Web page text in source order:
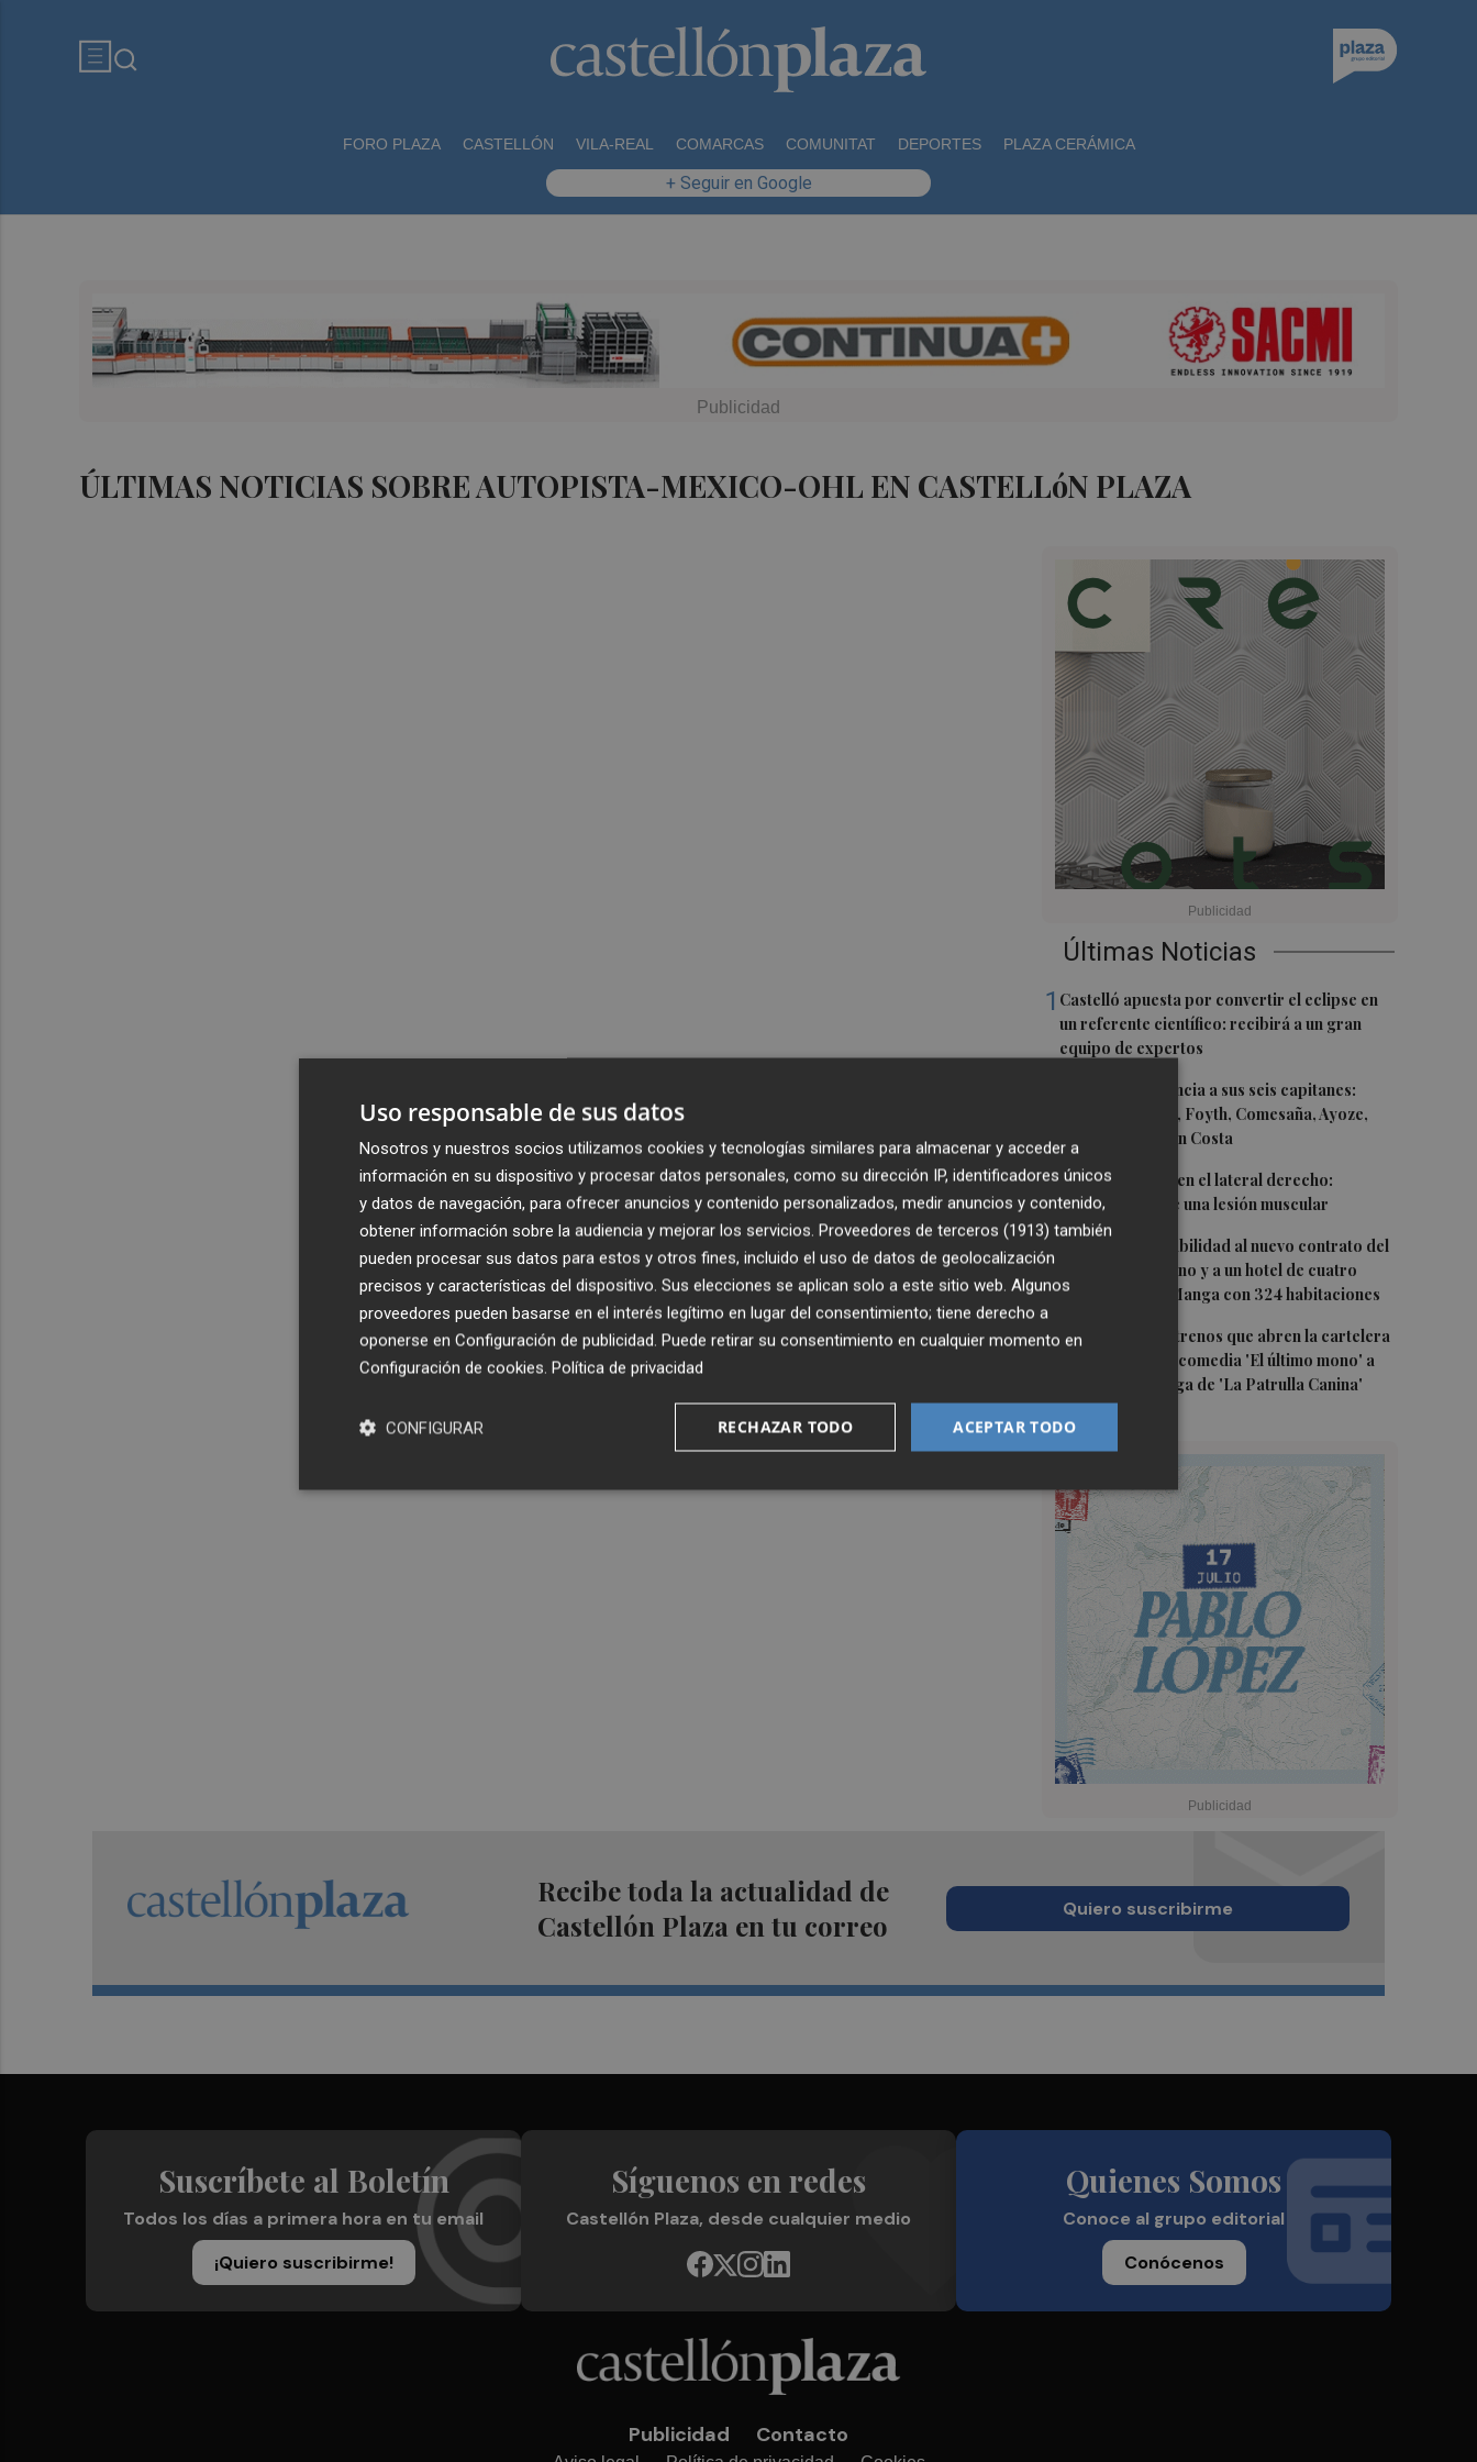
FORO PLAZA CASTELLÓN VILA-REAL COMARCAS COMUNITAT DEPORTES PLAZA CERÁMICA
+ Seguir en Google
ÚLTIMAS NOTICIAS SOBRE AUTOPISTA-MEXICO-OHL EN CASTELLóN PLAZA
Últimas Noticias
1 Castelló apuesta por convertir el eclipse en
un referente científico: recibirá a un gran
equipo de expertos
El Villarreal anuncia a sus seis capitanes:
Gerard Moreno, Foyth, Comesaña, Ayoze,
Cardona y Logan Costa
3 Más problemas en el lateral derecho:
Monferrer sufre una lesión muscular
4
San Javier da viabilidad al nuevo contrato del
transporte urbano y a un hotel de cuatro
estrellas en La Manga con 324 habitaciones
5 Estos son los estrenos que abren la cartelera
en agosto: de la comedia 'El último mono' a
una nueva entrega de 'La Patrulla Canina'
Recibe toda la actualidad de
Castellón Plaza en tu correo
Quiero suscribirme
Suscríbete al Boletín
Todos los días a primera hora en tu email
¡Quiero suscribirme!
Síguenos en redes
Castellón Plaza, desde cualquier medio
Quienes Somos
Conoce al grupo editorial
Conócenos
Publicidad Contacto
Uso responsable de sus datos
Nosotros y nuestros socios utilizamos cookies y tecnologías similares para almacenar y acceder a
información en su dispositivo y procesar datos personales, como su dirección IP, identificadores únicos
y datos de navegación, para ofrecer anuncios y contenido personalizados, medir anuncios y contenido,
obtener información sobre la audiencia y mejorar los servicios. Proveedores de terceros (1913) también
pueden procesar sus datos para estos y otros fines, incluido el uso de datos de geolocalización
precisos y características del dispositivo. Sus elecciones se aplican solo a este sitio web. Algunos
proveedores pueden basarse en el interés legítimo en lugar del consentimiento; tiene derecho a
oponerse en Configuración de publicidad. Puede retirar su consentimiento en cualquier momento en
Configuración de cookies. Política de privacidad
ACEPTAR TODO
RECHAZAR TODO
CONFIGURAR